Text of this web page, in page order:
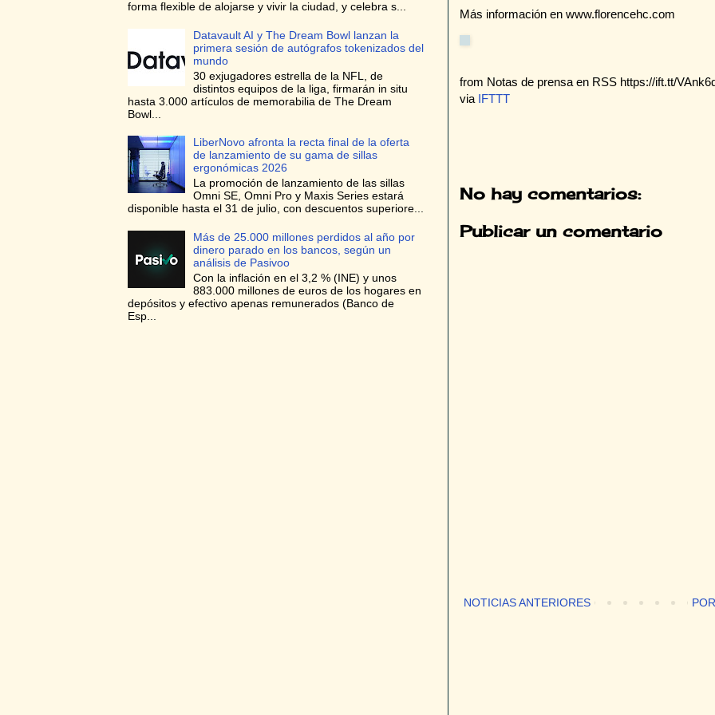
Más información en www.florencehc.com
from Notas de prensa en RSS https://ift.tt/
via IFTTT
No hay comentarios:
Publicar un comentario
NOTICIAS ANTERIORES
forma flexible de alojarse y vivir la ciudad, y celebra s...
Datavault AI y The Dream Bowl lanzan la
primera sesión de autógrafos tokenizados del
mundo
30 exjugadores estrella de la NFL, de
distintos equipos de la liga, firmarán in situ
hasta 3.000 artículos de memorabilia de The Dream
Bowl...
LiberNovo afronta la recta final de la oferta
de lanzamiento de su gama de sillas
ergonómicas 2026
La promoción de lanzamiento de las sillas
Omni SE, Omni Pro y Maxis Series estará
disponible hasta el 31 de julio, con descuentos superiore...
Más de 25.000 millones perdidos al año por
dinero parado en los bancos, según un
análisis de Pasivoo
Con la inflación en el 3,2 % (INE) y unos
883.000 millones de euros de los hogares en
depósitos y efectivo apenas remunerados (Banco de
Esp...